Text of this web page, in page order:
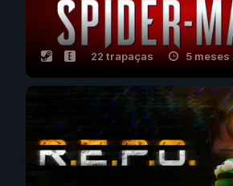
22 trapaças 5 meses